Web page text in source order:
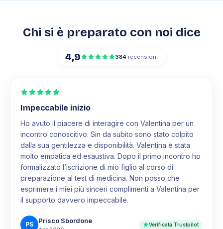
Chi si è preparato con noi dice
4,9 384 recensioni
Impeccabile inizio
Ho avuto il piacere di interagire con Valentina per un
incontro conoscitivo. Sin da subito sono stato colpito
dalla sua gentilezza e disponibilità. Valentina è stata
molto empatica ed esaustiva. Dopo il primo incontro ho
formalizzato l’iscrizione di mio figlio al corso di
preparazione al test di medicina. Non posso che
esprimere i miei più sinceri complimenti a Valentina per
il supporto davvero impeccabile.
PS Prisco Sbordone Verificata Trustpilot